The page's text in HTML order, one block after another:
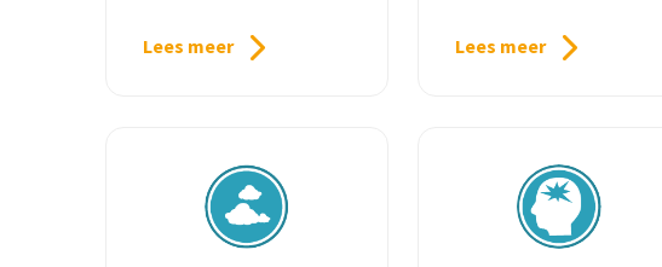
Lees meer Lees meer